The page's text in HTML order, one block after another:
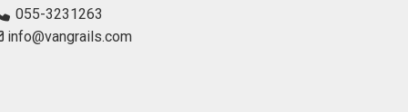
055-3231263
info@vangrails.com